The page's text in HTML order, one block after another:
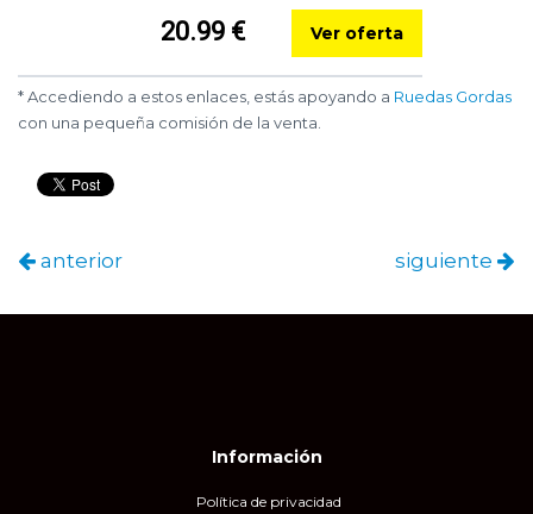
20.99 € Ver oferta
* Accediendo a estos enlaces, estás apoyando a Ruedas Gordas
con una pequeña comisión de la venta.
anterior siguiente
Información
Política de privacidad